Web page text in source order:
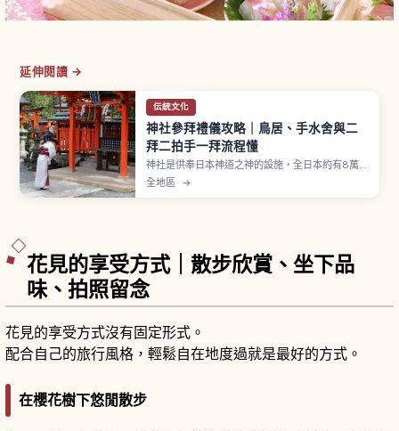
延伸閱讀 →
伝統文化
神社參拜禮儀攻略｜鳥居、手水舍與二
拜二拍手一拜流程懂
神社是供奉日本神道之神的設施，全日本約有8萬
座。參拜流程為穿過鳥居、在手水舍以一杓水淨
身、再到拜殿行二拜二拍手一拜，出雲大社等部分
全地區 →
花見的享受方式｜散步欣賞、坐下品
味、拍照留念
花見的享受方式沒有固定形式。
配合自己的旅行風格，輕鬆自在地度過就是最好的方式。
在櫻花樹下悠閒散步